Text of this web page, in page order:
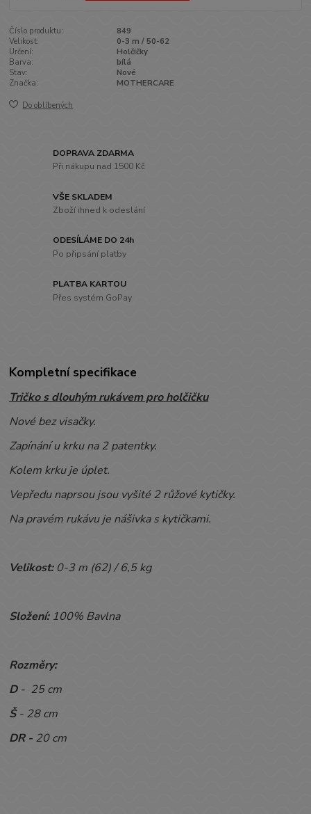
Číslo produktu:
849
Velikost:
0-3 m / 50-62
Určení:
Holčičky
Barva:
bílá
Stav:
Nové
Značka:
MOTHERCARE
Do oblíbených
DOPRAVA ZDARMA
Při nákupu nad 1500 Kč
VŠE SKLADEM
Zboží ihned k odeslání
ODESÍLÁME DO 24h
Po připsání platby
PLATBA KARTOU
Přes systém GoPay
Kompletní specifikace
Tričko s dlouhým rukávem pro holčičku
Nové bez visačky.
Zapínání u krku na 2 patentky.
Kolem krku je úplet.
Vepředu naprsou jsou vyšité 2 růžové kytičky.
Na pravém rukávu je nášivka s kytičkami.
Velikost:0-3 m (62) / 6,5 kg
Složení: 100% Bavlna
Rozměry:
D - 25 cm
Š- 28 cm
DR - 20 cm